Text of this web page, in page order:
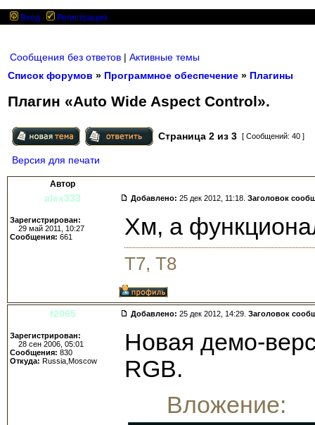
Вход Регистрация
Сообщения без ответов | Активные темы
Список форумов » Программное обеспечение » Плагины
Плагин «Auto Wide Aspect Control».
Страница 2 из 3 [ Сообщений: 40 ]
Версия для печати
Автор
alex333 Добавлено: 25 дек 2012, 11:18. Заголовок
Зарегистрирован:
29 май 2011, 10:27
Сообщения: 661 Хм, а
T7, T8
f2065 Добавлено: 25 дек 2012, 14:29. Заголовок
Зарегистрирован:
28 сен 2006, 05:01
Сообщения: 830
Откуда: Russia,Moscow
Новая демо-
RGB.
Вложение: